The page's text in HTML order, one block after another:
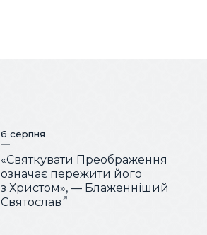
6 серпня
«Святкувати Преображення
означає пережити його
з Христом», — Блаженніший
Святослав